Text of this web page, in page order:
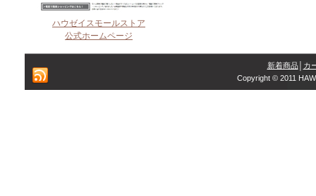
ハウゼイスモールストア
公式ホームページ
新着商品│
カ
Copyright © 2011